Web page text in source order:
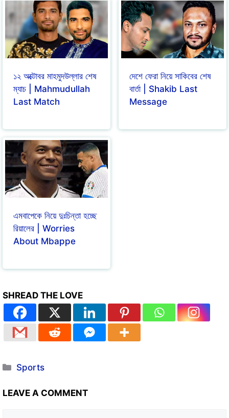
১২ অক্টোবর মাহমুদউল্লার শেষ
ম্যাচ | Mahmudullah
Last Match
দেশে ফেরা নিয়ে সাকিবের শেষ
বার্তা | Shakib Last
Message
এমবাপেকে নিয়ে দুঃচিন্তা হচ্ছে
রিয়ালের | Worries
About Mbappe
SHREAD THE LOVE
Sports
LEAVE A COMMENT